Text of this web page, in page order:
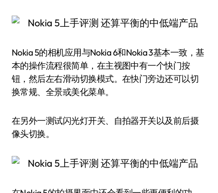
Nokia 5的相机应用与Nokia 6和Nokia 3基本一致，基
本的操作流程很简单，在主视图中有一个快门按
钮，然后左右滑动切换模式。在快门旁边还可以切
换常规、全景或美化菜单。
在另外一测试闪光灯开关、自拍器开关以及前后摄
像头切换。